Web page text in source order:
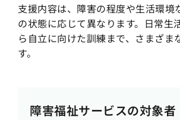
支援内容は、障害の程度や生活環境
の状態に応じて異なります。日常生
ら自立に向けた訓練まで、さまざま
す。
障害福祉サービスの対象者